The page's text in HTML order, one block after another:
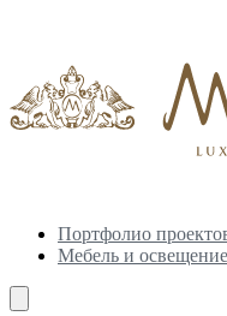
Портфолио
Мебель и освещение